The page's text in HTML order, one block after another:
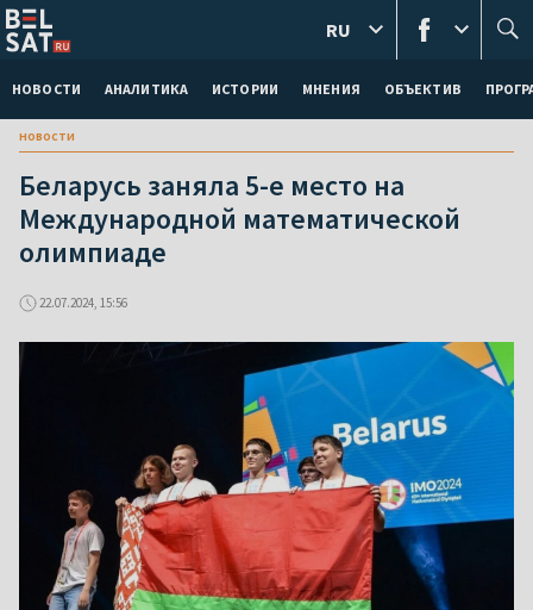
НОВОСТИ АНАЛИТИКА ИСТОРИИ МНЕНИЯ ОБЪЕКТИВ
RU
новости
Беларусь заняла 5-е место на
Международной математической
олимпиаде
22.07.2024, 15:56